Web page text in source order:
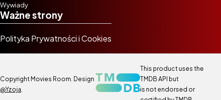
Wywiady
Ważne strony
Polityka Prywatności i Cookies
Copyright Movies Room. Design
@Yzoja
This product uses the
TMDB API but
is not endorsed or